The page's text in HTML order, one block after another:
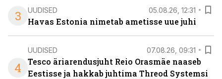
3 UUDISED 05.08.26, 12:31
Havas Estonia nimetab ametisse uue juhi
4
UUDISED 07.08.26, 09:31
Tesco äriarendusjuht Reio Orasmäe naaseb
Eestisse ja hakkab juhtima Threod Systemsi